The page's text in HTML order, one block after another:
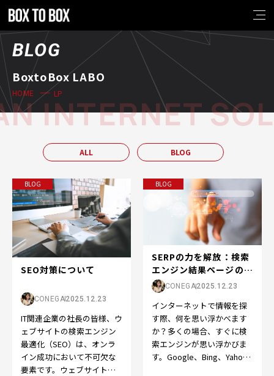
BLOG
BoxtoBox LABO
HOME LP
INTERNET
ALL BLOG
BLOG
SEO対策について
CONEGA2025.12.23
IT関連企業の社長の皆様、ウ
ェブサイトの検索エンジン
最適化（SEO）は、オンラ
イン成功において不可欠な
要素です。ウェブサイトを
BLOG
SERPの力を解放：検索
エンジン結果ページの世
界へようこそ
CONEGA2025.12.23
インターネットで情報を探
す際、何を思い浮かべます
か？多くの場合、すぐに検
索エンジンが思い浮かびま
す。Google、Bing、Yahoo